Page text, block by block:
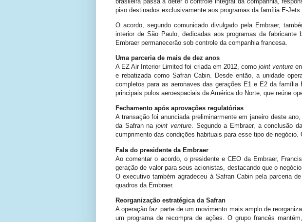
piso destinados exclusivamente aos programas da família E-Jets.
O acordo, segundo comunicado divulgado pela Embraer,
interior de São Paulo, dedicadas aos programas da
Embraer permanecerão sob controle da companhia francesa.
Uma parceria de mais de dez anos
A EZ Air Interior Limited foi criada em 2012, como joint venture
e rebatizada como Safran Cabin. Desde então, a unidade
completos para as aeronaves das gerações E1 e E2 da
principais polos aeroespaciais da América do Norte, que reúne
Fechamento após aprovações regulatórias
A transação foi anunciada preliminarmente em janeiro deste
da Safran najoint venture. Segundo a Embraer, a conclusão
cumprimento das condições habituais para esse tipo de
Fala do presidente da Embraer
Ao comentar o acordo, o presidente e CEO da Embraer,
geração de valor para seus acionistas, destacando que o
O executivo também agradeceu à Safran Cabin pela parceria
quadros da Embraer.
Reorganização estratégica da Safran
A operação faz parte de um movimento mais amplo de
um programa de recompra de ações. O grupo francês